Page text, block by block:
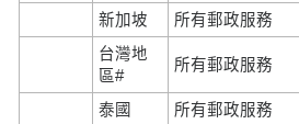
新加坡
所有郵政服務
台灣地
區#
所有郵政服務
泰國
所有郵政服務